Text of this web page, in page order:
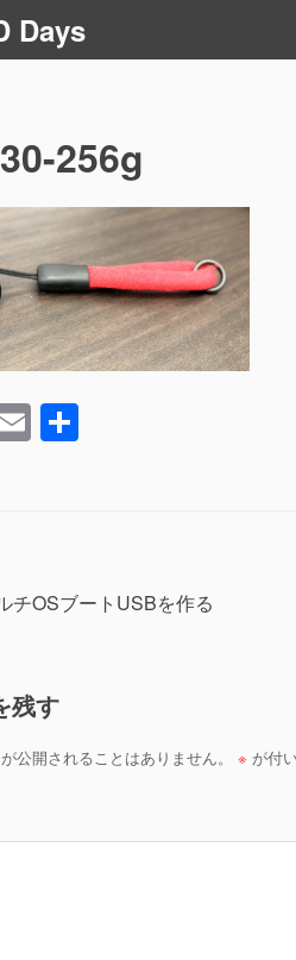
Days
256g
E
m
チOSブートUSBを作る
残す
公開されることはありません。 ※ が付